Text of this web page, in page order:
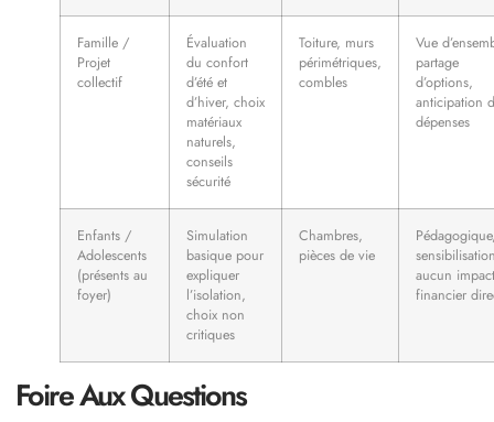
Famille /
Projet
collectif
Évaluation
du confort
d’été et
d’hiver, choix
matériaux
naturels,
conseils
sécurité
Toiture, murs
périmétriques,
combles
Vue
partage
d’options,
anticipation
dépenses
Enfants /
Adolescents
(présents au
foyer)
Simulation
basique pour
expliquer
l’isolation,
choix non
critiques
Chambres,
pièces de vie
aucun impact
financier
Foire Aux Questions